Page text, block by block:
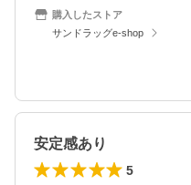
購入したストア
サンドラッグe-shop
安定感あり
5